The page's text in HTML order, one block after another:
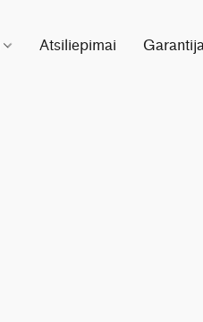
Atsiliepimai